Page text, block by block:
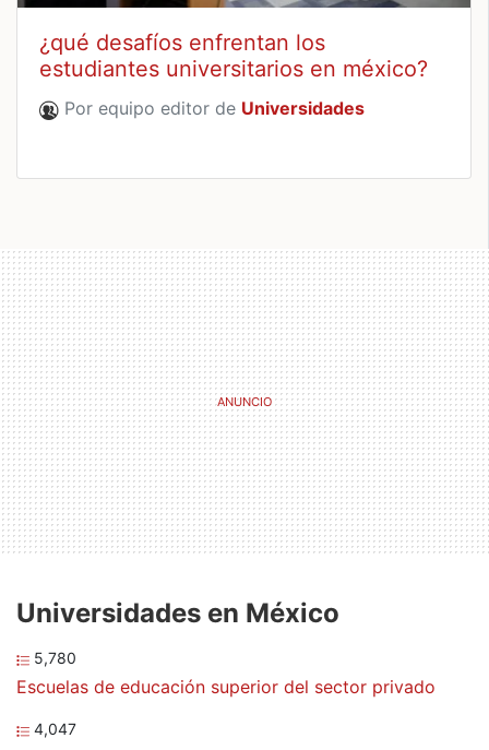
¿qué desafíos enfrentan los
estudiantes universitarios en méxico?
Por equipo editor de Universidades
Universidades en México
5,780
Escuelas de educación superior del sector privado
4,047